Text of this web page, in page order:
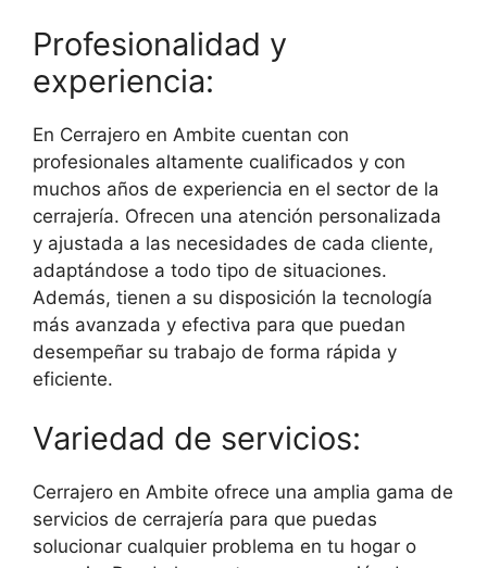
Profesionalidad y
experiencia:
En Cerrajero en Ambite cuentan con
profesionales altamente cualificados y con
muchos años de experiencia en el sector de la
cerrajería. Ofrecen una atención personalizada
y ajustada a las necesidades de cada cliente,
adaptándose a todo tipo de situaciones.
Además, tienen a su disposición la tecnología
más avanzada y efectiva para que puedan
desempeñar su trabajo de forma rápida y
eficiente.
Variedad de servicios:
Cerrajero en Ambite ofrece una amplia gama de
servicios de cerrajería para que puedas
solucionar cualquier problema en tu hogar o